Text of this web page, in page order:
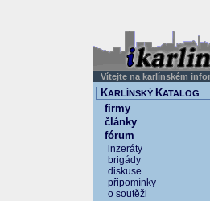
Vítejte na karlínském
KARLÍNSKÝ KATALOG
firmy
články
fórum
inzeráty
brigády
diskuse
připomínky
o soutěži